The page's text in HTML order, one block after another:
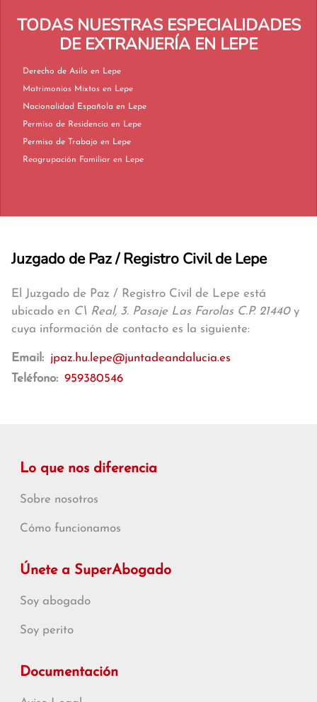
TODAS NUESTRAS ESPECIALIDADES
DE EXTRANJERÍA EN LEPE
Derecho de Asilo en Lepe
Matrimonios Mixtos en Lepe
Nacionalidad Española en Lepe
Permiso de Residencia en Lepe
Permiso de Trabajo en Lepe
Reagrupación Familiar en Lepe
Juzgado de Paz / Registro Civil de Lepe
El Juzgado de Paz / Registro Civil de Lepe está
ubicado en C\ Real, 3. Pasaje Las Farolas C.P. 21440y
cuya información de contacto es la siguiente:
Email: jpaz.hu.lepe@juntadeandalucia.es
Teléfono: 959380546
Lo que nos diferencia
Sobre nosotros
Cómo funcionamos
Únete a SuperAbogado
Soy abogado
Soy perito
Documentación